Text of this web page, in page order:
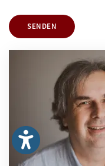
SENDEN